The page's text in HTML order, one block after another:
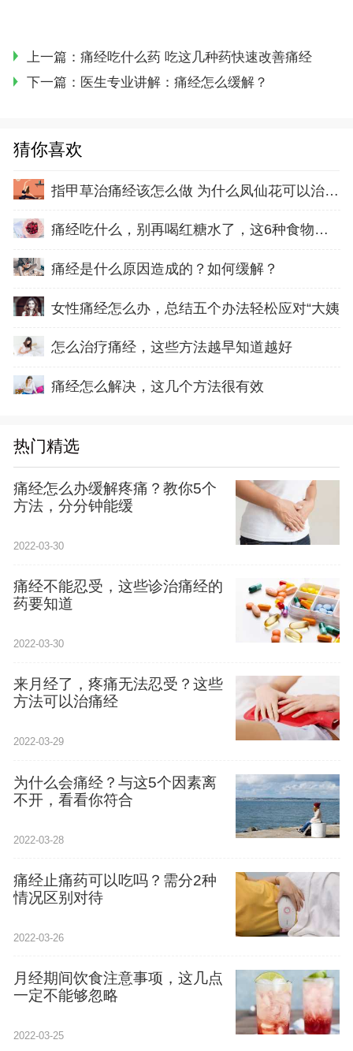
上一篇： 痛经吃什么药 吃这几种药快速改善痛经
下一篇： 医生专业讲解：痛经怎么缓解？
猜你喜欢
指甲草治痛经该怎么做 为什么凤仙花可以治疗痛
痛经吃什么，别再喝红糖水了，这6种食物帮你缓
痛经是什么原因造成的？如何缓解？
女性痛经怎么办，总结五个办法轻松应对“大姨
怎么治疗痛经，这些方法越早知道越好
痛经怎么解决，这几个方法很有效
热门精选
痛经怎么办缓解疼痛？教你5个
方法，分分钟能缓
2022-03-30
痛经不能忍受，这些诊治痛经的
药要知道
2022-03-30
来月经了，疼痛无法忍受？这些
方法可以治痛经
2022-03-29
为什么会痛经？与这5个因素离
不开，看看你符合
2022-03-28
痛经止痛药可以吃吗？需分2种
情况区别对待
2022-03-26
月经期间饮食注意事项，这几点
一定不能够忽略
2022-03-25